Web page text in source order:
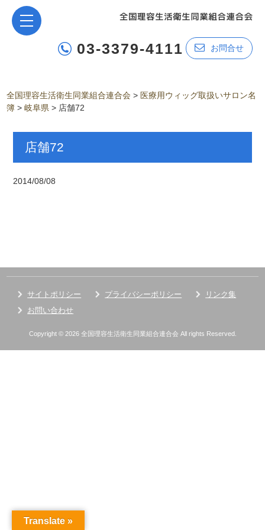
03-3379-4111 お問合せ
全国理容生活衛生同業組合連合会 > 医療用ウィッグ取扱いサロン名
簿 >岐阜県 > 店舗72
店舗72
2014/08/08
サイトポリシー プライバシーポリシー
リンク集
お問い合わせ
Copyright © 2026 全国理容生活衛生同業組合連合会 All rights Reserved.
Translate »